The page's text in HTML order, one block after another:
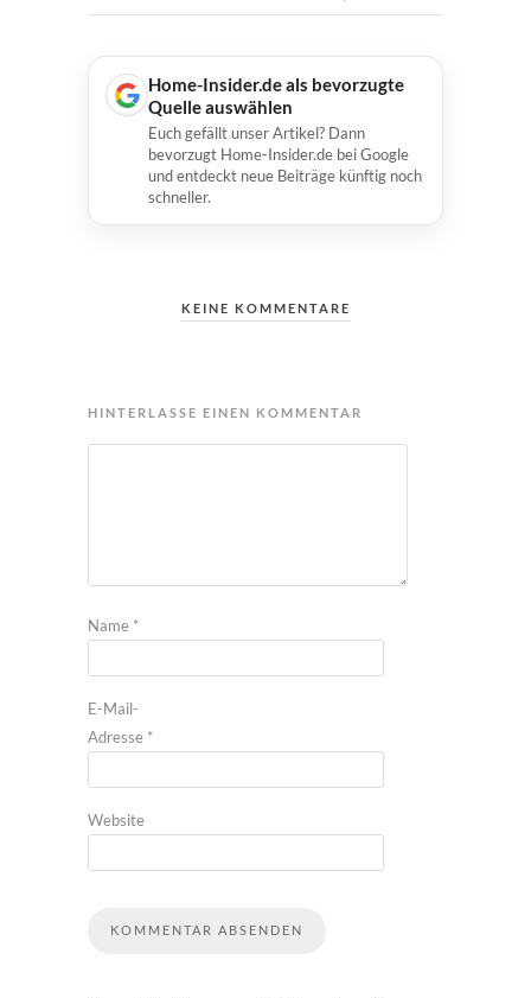
Home-Insider.de als bevorzugte
Quelle auswählen
Euch gefällt unser Artikel? Dann
bevorzugt Home-Insider.de bei Google
und entdeckt neue Beiträge künftig noch
schneller.
KEINE KOMMENTARE
HINTERLASSE EINEN KOMMENTAR
Name *
E-Mail-
Adresse *
Website